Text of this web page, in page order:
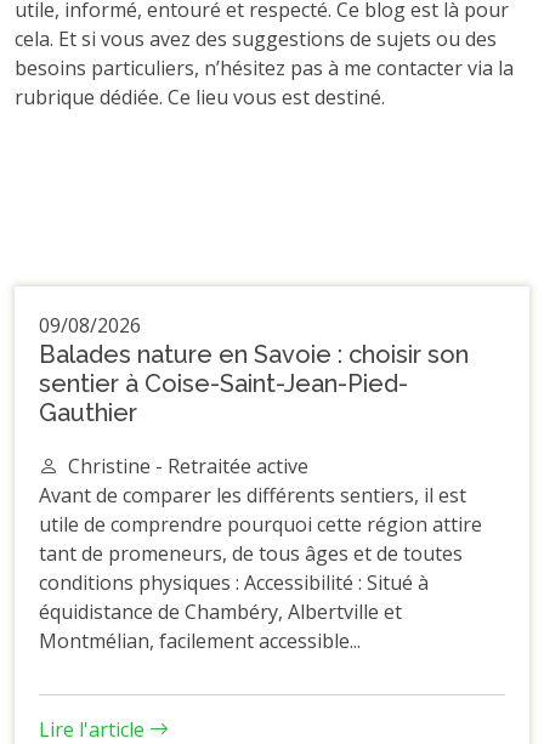
utile, informé, entouré et respecté. Ce blog est là pour
cela. Et si vous avez des suggestions de sujets ou des
besoins particuliers, n’hésitez pas à me contacter via la
rubrique dédiée. Ce lieu vous est destiné.
09/08/2026
Balades nature en Savoie : choisir son
sentier à Coise-Saint-Jean-Pied-
Gauthier
Christine - Retraitée active
Avant de comparer les différents sentiers, il est
utile de comprendre pourquoi cette région attire
tant de promeneurs, de tous âges et de toutes
conditions physiques : Accessibilité : Situé à
équidistance de Chambéry, Albertville et
Montmélian, facilement accessible...
Lire l'article